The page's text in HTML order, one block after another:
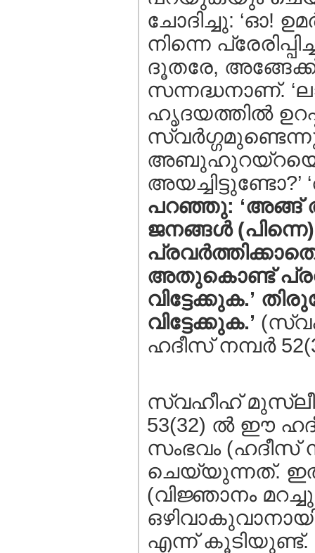
ചോദിച്ചു: ‘ഓ!
നിന്നെ
ദൂതരേ,
സന്നദ്ധനാണ്.
ഹൃദയത്തില്‍
അബുഹുറയ്റയെ
പറഞ്ഞു: ‘അങ്ങ്
ജനങ്ങള്‍
അതുകൊണ്ട്
വിട്ടേക്കുക.’
വിട്ടേക്കുക.’
ഹദീസ്‌ നമ്പര്‍
സ്വഹീഹ്
53(32) ല്‍ ഈ
സംഭവം (ഹദീസ്‌
ചെയ്യുന്നത്.
(വിജ്ഞാനം
എന്ന് കൂടിയുണ്ട്.